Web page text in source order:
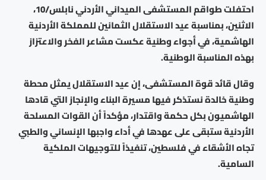
احتفلت طواقم المستشفى الميداني الأردني نابلس/10،
الاثنين، بمناسبة عيد الاستقلال الثمانين للمملكة الأردنية
الهاشمية، في أجواء وطنية عكست مشاعر الفخر والاعتزاز
بهذه المناسبة الوطنية.
وقال قائد قوة المستشفى، إن عيد الاستقلال يمثل محطة
وطنية خالدة نستذكر فيها مسيرة البناء والإنجاز التي قادها
الهاشميون بكل حكمة واقتدار، مؤكداً أن القوات المسلحة
الأردنية ستبقى على عهدها في أداء واجبها الإنساني والطبي
تجاه الأشقاء في فلسطين، تنفيذاً للتوجيهات الملكية
السامية.